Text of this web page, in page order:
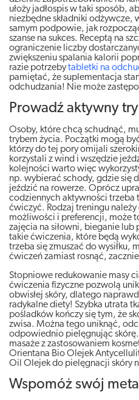
ułoży jadłospis w taki sposób,
niezbędne składniki odżywcze,
samym podpowie, jak
szanse na sukces. Receptą na
ograniczenie liczby
zwiększeniu spalania kalorii
razie potrzebytabletki na
pamiętać, że suplementacja
odchudzania! Nie może
Prowadź aktywny
Osoby, które chcą schudnąć,
trybem życia. Początki mogą
którzy do tej pory omijali
korzystali z wind i wszędzie
kolejności warto więc
np. wybierać schody, gdzie się
jeździć na rowerze. Oprócz
codziennych aktywności trzeba
ćwiczyć. Rodzaj treningu
możliwości i preferencji, może
zajęcia na siłowni, bieganie lub
takie ćwiczenia, które będą
trzeba się zmuszać do wysiłku,
ćwiczeń zamiast rosnąć,
Stopniowe redukowanie masy
ćwiczenia fizyczne pozwolą
obwisłej skóry, dlatego
radykalne diety! Szybka utrata
pośladków kończy się tym, że
zwisa. Można tego uniknąć,
odpowiednio pielęgnując skórę.
masaże z zastosowaniem
Orientana Bio Olejek
Oil Olejek do pielęgnacji skóry
Wspomóż swój